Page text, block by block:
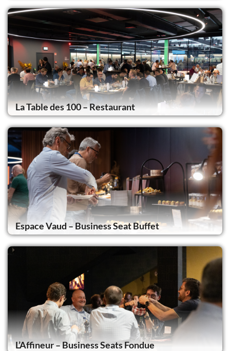
La Table des 100 – Restaurant
Espace Vaud – Business Seat Buffet
L’Affineur – Business Seats Fondue